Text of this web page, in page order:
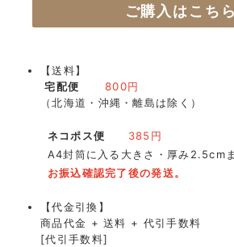
ご購入はこちら
【送料】
宅配便
800円
（北海道・沖縄・離島は除く）
ネコポス便
385円
A4封筒に入る大きさ・厚み2.5cm
お振込確認完了後の発送。
【代金引換】
商品代金 + 送料 + 代引手数料
[代引手数料]